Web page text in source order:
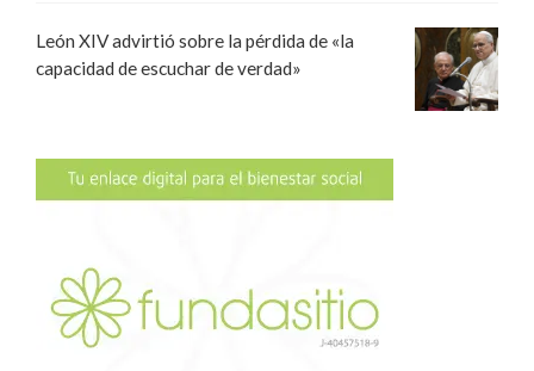
León XIV advirtió sobre la pérdida de «la
capacidad de escuchar de verdad»